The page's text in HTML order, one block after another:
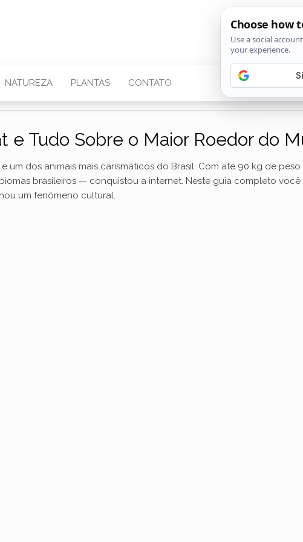
NATUREZA PLANTAS CONTATO
e Tudo Sobre o Maior Roedor do
um dos animais mais carismáticos do Brasil. Com até 90 kg de
brasileiros — conquistou a internet. Neste guia completo
um fenômeno cultural.